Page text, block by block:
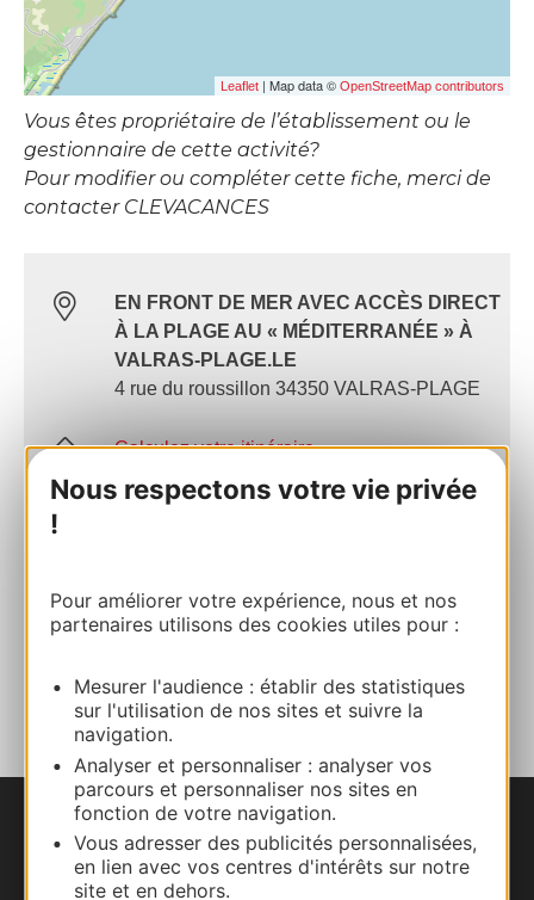
Nous respectons votre vie privée
!
Pour améliorer votre expérience, nous et nos
partenaires utilisons des cookies utiles pour :
Mesurer l'audience : établir des statistiques
sur l'utilisation de nos sites et suivre la
navigation.
Analyser et personnaliser : analyser vos
parcours et personnaliser nos sites en
fonction de votre navigation.
Vous adresser des publicités personnalisées,
en lien avec vos centres d'intérêts sur notre
site et en dehors.
Leaflet | Map data © OpenStreetMap contributors
Vous êtes propriétaire de l’établissement ou le
gestionnaire de cette activité?
Pour modifier ou compléter cette fiche, merci de
contacter CLEVACANCES
EN FRONT DE MER AVEC ACCÈS DIRECT
À LA PLAGE AU « MÉDITERRANÉE » À
VALRAS-PLAGE.LE
4 rue du roussillon 34350 VALRAS-PLAGE
Calculez votre itinéraire
E-mail
AU CARNET
Nous contacter
Carte interactive